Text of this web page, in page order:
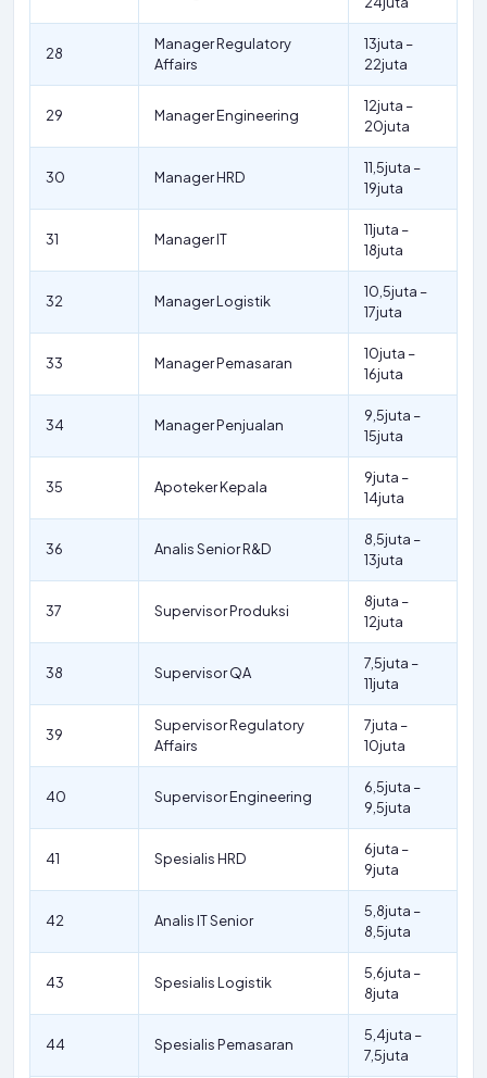
28
Manager Regulatory
Affairs
13juta –
22juta
29 Manager Engineering
12juta –
20juta
30 Manager HRD
11,5juta –
19juta
31 Manager IT
11juta –
18juta
32 Manager Logistik
10,5juta –
17juta
33 Manager Pemasaran
10juta –
16juta
34 Manager Penjualan
9,5juta –
15juta
35 Apoteker Kepala
9juta –
14juta
36 Analis Senior R&D
8,5juta –
13juta
37 Supervisor Produksi
8juta –
12juta
38 Supervisor QA
7,5juta –
11juta
39
Supervisor Regulatory
Affairs
7juta –
10juta
40 Supervisor Engineering
6,5juta –
9,5juta
41 Spesialis HRD
6juta –
9juta
42 Analis IT Senior
5,8juta –
8,5juta
43 Spesialis Logistik
5,6juta –
8juta
44 Spesialis Pemasaran
5,4juta –
7,5juta